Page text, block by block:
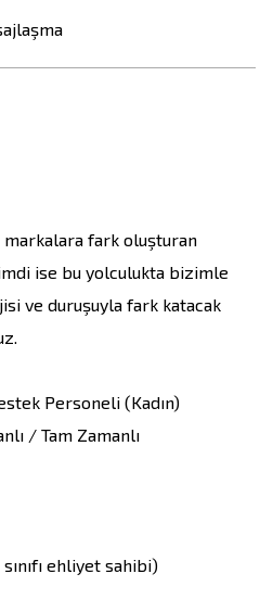
markalara fark oluşturan
ise bu yolculukta bizimle
ve duruşuyla fark katacak
Personeli (Kadın)
/ Tam Zamanlı
ehliyet sahibi)